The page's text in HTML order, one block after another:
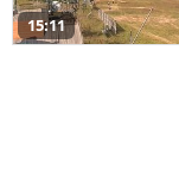
15:11